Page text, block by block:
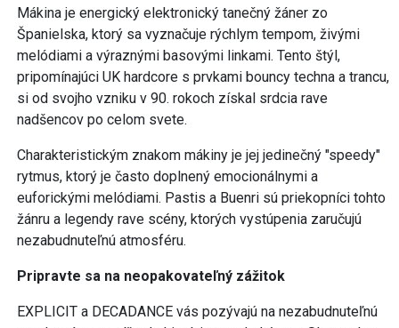
Mákina je energický elektronický tanečný žáner zo
Španielska, ktorý sa vyznačuje rýchlym tempom, živými
melódiami a výraznými basovými linkami. Tento štýl,
pripomínajúci UK hardcore s prvkami bouncy techna a trancu,
si od svojho vzniku v 90. rokoch získal srdcia rave
nadšencov po celom svete.
Charakteristickým znakom mákiny je jej jedinečný "speedy"
rytmus, ktorý je často doplnený emocionálnymi a
euforickými melódiami. Pastis a Buenri sú priekopníci tohto
žánru a legendy rave scény, ktorých vystúpenia zaručujú
nezabudnuteľnú atmosféru.
Pripravte sa na neopakovateľný zážitok
EXPLICIT a DECADANCE vás pozývajú na nezabudnuteľnú